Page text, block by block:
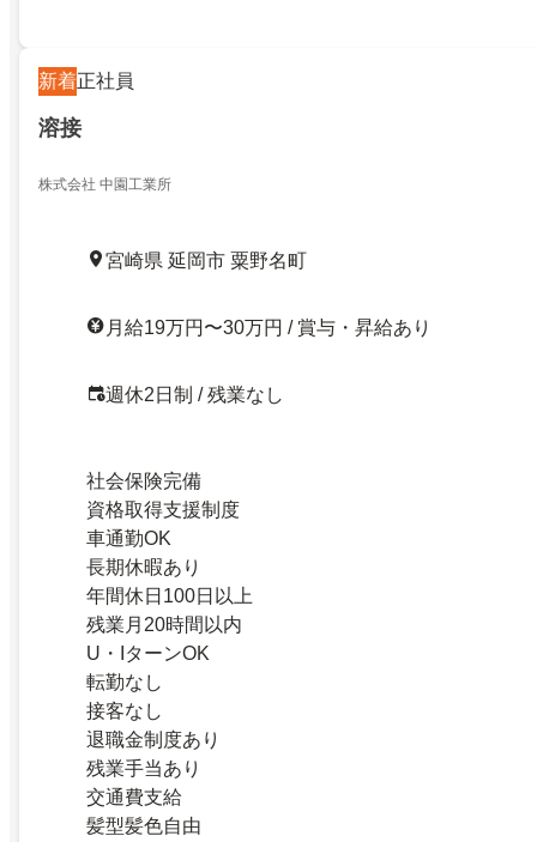
新着正社員
溶接
株式会社 中園工業所
宮崎県 延岡市 粟野名町
月給19万円〜30万円 / 賞与・昇給あり
週休2日制 / 残業なし
社会保険完備
資格取得支援制度
車通勤OK
長期休暇あり
年間休日100日以上
残業月20時間以内
U・IターンOK
転勤なし
接客なし
退職金制度あり
残業手当あり
交通費支給
髪型髪色自由